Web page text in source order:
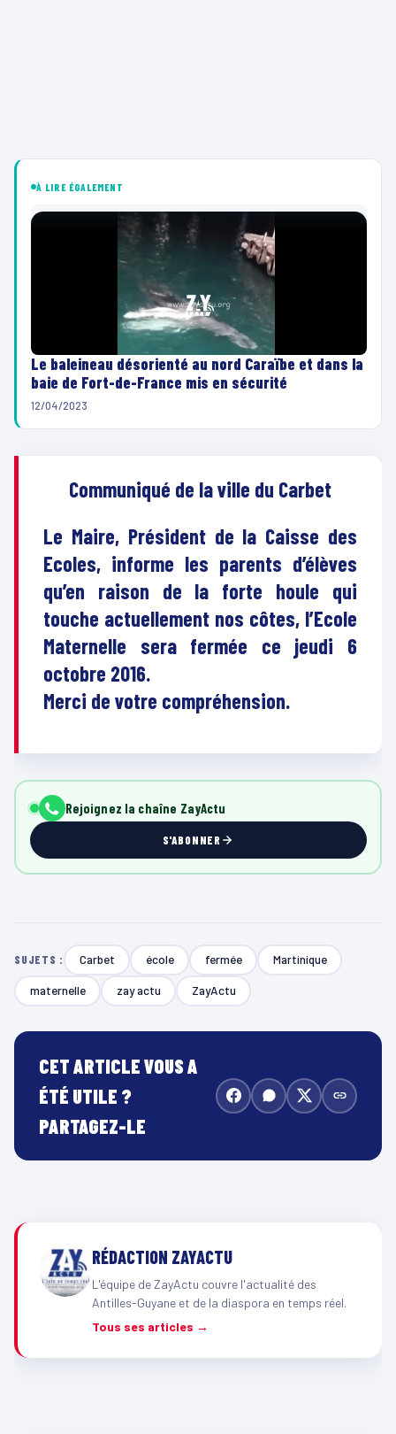
À LIRE ÉGALEMENT
Le baleineau désorienté au nord Caraïbe et dans la
baie de Fort-de-France mis en sécurité
12/04/2023
Communiqué de la ville du Carbet
Le Maire, Président de la Caisse des
Ecoles, informe les parents d’élèves
qu’en raison de la forte houle qui
touche actuellement nos côtes, l’Ecole
Maternelle sera fermée ce jeudi 6
octobre 2016.
Merci de votre compréhension.
Rejoignez la chaîne ZayActu
S'ABONNER
SUJETS : Carbet école fermée Martinique
maternelle zay actu ZayActu
CET ARTICLE VOUS A
ÉTÉ UTILE ?
PARTAGEZ-LE
RÉDACTION ZAYACTU
L'équipe de ZayActu couvre l'actualité des
Antilles-Guyane et de la diaspora en temps réel.
Tous ses articles →